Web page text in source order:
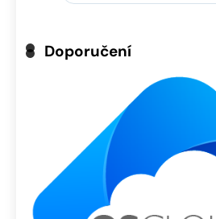
Doporučení